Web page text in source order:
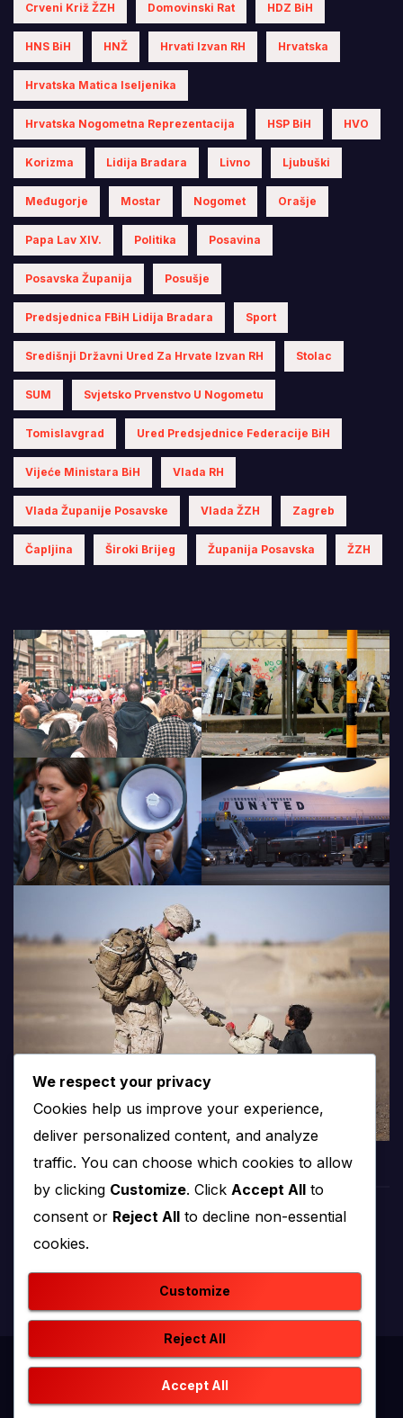
Crveni Križ ŽZH Domovinski Rat HDZ BiH
HNS BiH HNŽ Hrvati Izvan RH Hrvatska
Hrvatska Matica Iseljenika
Hrvatska Nogometna Reprezentacija HSP BiH HVO
Korizma Lidija Bradara Livno Ljubuški
Međugorje Mostar Nogomet Orašje
Papa Lav XIV. Politika Posavina
Posavska Županija Posušje
Predsjednica FBiH Lidija Bradara Sport
Središnji Državni Ured Za Hrvate Izvan RH Stolac
SUM Svjetsko Prvenstvo U Nogometu
Tomislavgrad Ured Predsjednice Federacije BiH
Vijeće Ministara BiH Vlada RH
Vlada Županije Posavske Vlada ŽZH Zagreb
Čapljina Široki Brijeg Županija Posavska ŽZH
produkcija i emitiranje tv programa
Proudly powered by WordPress|Theme: newstack by
Themeansar
We respect your privacy
Cookies help us improve your experience,
deliver personalized content, and analyze
traffic. You can choose which cookies to allow
by clicking Customize. Click Accept All to
consent or Reject All to decline non-essential
cookies.
Customize
Reject All
Accept All